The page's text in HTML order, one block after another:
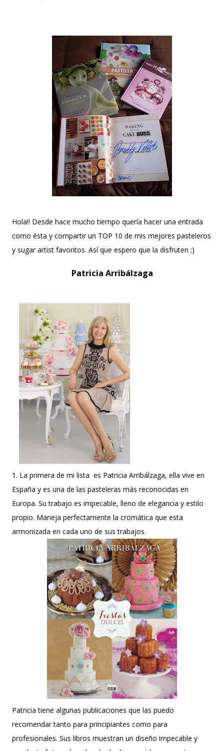
Hola!! Desde hace mucho tiempo quería hacer una entrada
como ésta y compartir un TOP 10 de mis mejores pasteleros
y sugar artist favoritos. Así que espero que la disfruten ;)
Patricia Arribálzaga
1. La primera de mi lista es Patricia Arribálzaga, ella vive en
España y es una de las pasteleras más reconocidas en
Europa. Su trabajo es impecable, lleno de elegancia y estilo
propio. Maneja perfectamente la cromática que esta
armonizada en cada uno de sus trabajos.
Patricia tiene algunas publicaciones que las puedo
recomendar tanto para principiantes como para
profesionales. Sus libros muestran un diseño impecable y